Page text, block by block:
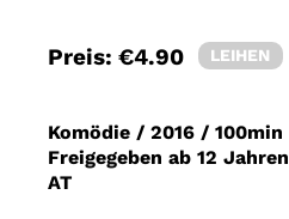
Preis: €4.90 LEIHEN
Komödie / 2016 / 100min
Freigegeben ab 12 Jahren
AT